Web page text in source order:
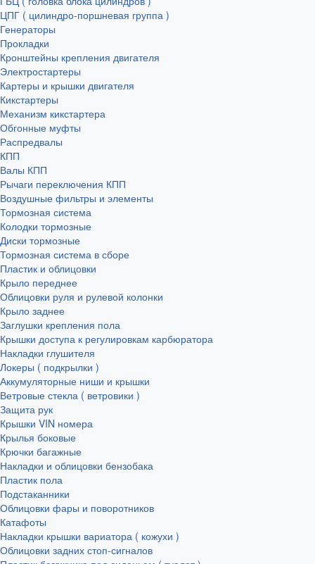
ЦПГ ( цилиндро-поршневая группа )
Генераторы
Прокладки
Кронштейны крепления двигателя
Электростартеры
Картеры и крышки двигателя
Кикстартеры
Механизм кикстартера
Обгонные муфты
Распредвалы
КПП
Валы КПП
Рычаги переключения КПП
Воздушные фильтры и элементы
Тормозная система
Колодки тормозные
Диски тормозные
Тормозная система в сборе
Пластик и облицовки
Крыло переднее
Облицовки руля и рулевой колонки
Крыло заднее
Заглушки крепления пола
Крышки доступа к регулировкам карбюратора
Накладки глушителя
Локеры ( подкрылки )
Аккумуляторные ниши и крышки
Ветровые стекла ( ветровики )
Защита рук
Крышки VIN номера
Крылья боковые
Крючки багажные
Накладки и облицовки бензобака
Пластик пола
Подстаканники
Облицовки фары и поворотников
Катафоты
Накладки крышки вариатора ( кожухи )
Облицовки задних стоп-сигналов